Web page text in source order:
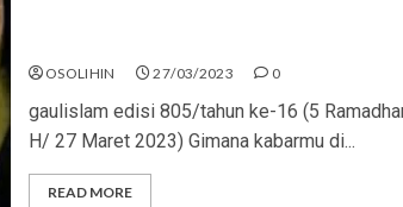
OSOLIHIN 27/03/2023 0
gaulislam edisi 805/tahun ke-16 (5
H/ 27 Maret 2023) Gimana kabarmu di...
READ MORE